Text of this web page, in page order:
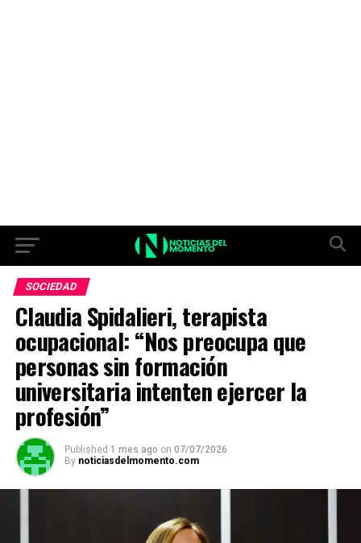
SOCIEDAD
Claudia Spidalieri, terapista
ocupacional: “Nos preocupa que
personas sin formación
universitaria intenten ejercer la
profesión”
Published 1 mes ago on 07/07/2026
By noticiasdelmomento.com